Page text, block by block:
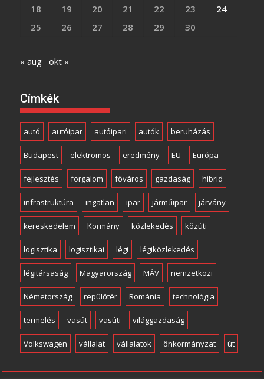
18
19 20 21 22 23
24
25
26 27 28 29 30
« aug okt »
Címkék
autó autóipar autóipari autók beruházás
Budapest elektromos eredmény EU Európa
fejlesztés forgalom főváros gazdaság hibrid
infrastruktúra ingatlan ipar járműipar járvány
kereskedelem Kormány közlekedés közúti
logisztika logisztikai légi légiközlekedés
légitársaság Magyarország MÁV nemzetközi
Németország repülőtér Románia technológia
termelés vasút vasúti világgazdaság
Volkswagen vállalat vállalatok önkormányzat út